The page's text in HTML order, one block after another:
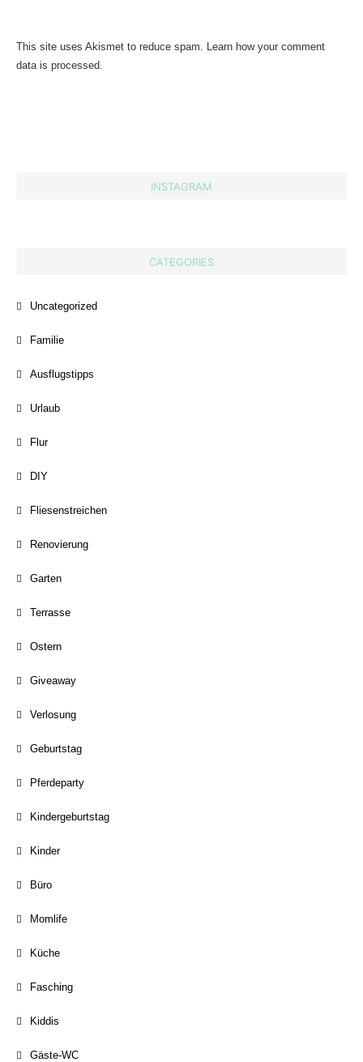
This site uses Akismet to reduce spam. Learn how your comment
data is processed.
INSTAGRAM
CATEGORIES
Uncategorized
Familie
Ausflugstipps
Urlaub
Flur
DIY
Fliesenstreichen
Renovierung
Garten
Terrasse
Ostern
Giveaway
Verlosung
Geburtstag
Pferdeparty
Kindergeburtstag
Kinder
Büro
Momlife
Küche
Fasching
Kiddis
Gäste-WC